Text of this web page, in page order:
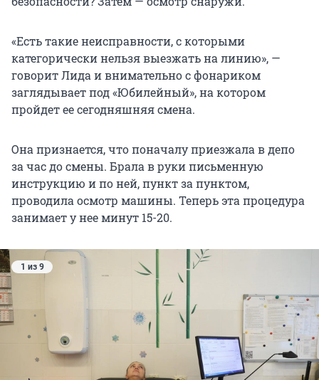
«Есть такие неисправности, с которыми
категорически нельзя выезжать на линию», —
говорит Лида и внимательно с фонариком
заглядывает под «Юбилейный», на котором
пройдет ее сегодняшняя смена.
Она признается, что поначалу приезжала в депо
за час до смены. Брала в руки письменную
инструкцию и по ней, пункт за пунктом,
проводила осмотр машины. Теперь эта процедура
занимает у нее минут 15-20.
1 из 9